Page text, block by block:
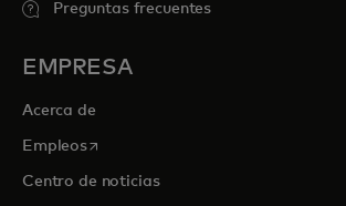
Preguntas frecuentes
EMPRESA
Acerca de
Empleosse abre en una pestaña nueva
Centro de noticias